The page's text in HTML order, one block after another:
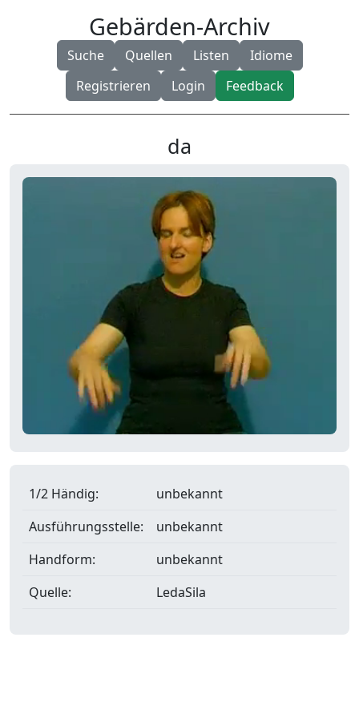
Gebärden-Archiv
Suche Quellen Listen
Idiome
Registrieren
Login Feedback
da
1/2 Händig:
unbekannt
Ausführungsstelle:
unbekannt
Handform:
unbekannt
Quelle:
LedaSila